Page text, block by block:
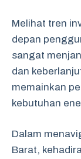
Melihat tren
depan
sangat
dan
memainkan
kebutuhan
Dalam
Barat,